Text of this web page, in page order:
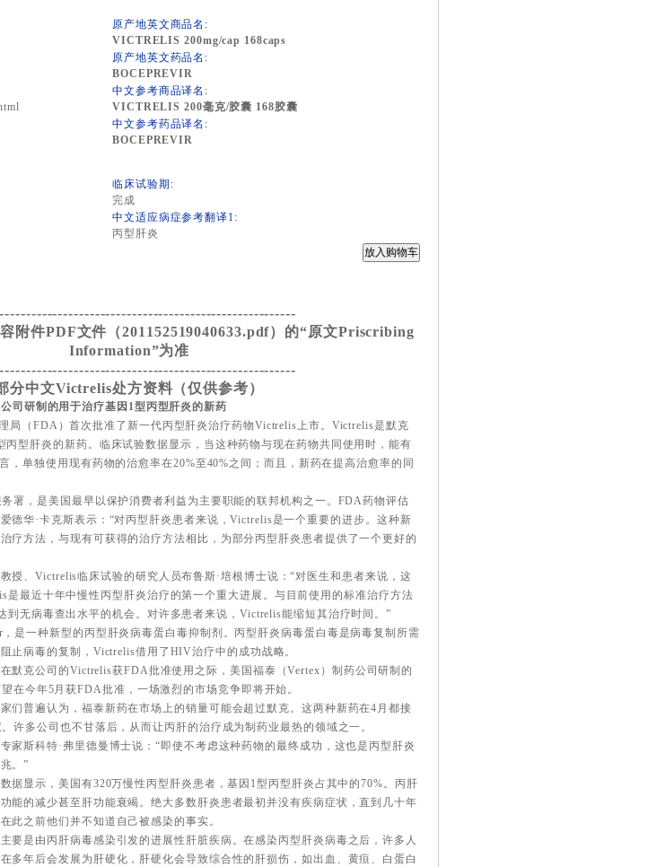
原产地英文商品名:
VICTRELIS 200mg/cap 168caps
原产地英文药品名:
BOCEPREVIR
中文参考商品译名:
VICTRELIS 200毫克/胶囊 168胶囊
中文参考药品译名:
BOCEPREVIR
临床试验期:
完成
中文适应病症参考翻译1:
丙型肝炎
附件PDF文件（201152519040633.pdf）的“原文Priscribing
Information”为准
分中文Victrelis处方资料（仅供参考）
司研制的用于治疗基因1型丙型肝炎的新药
局（FDA）首次批准了新一代丙型肝炎治疗药物Victrelis上市。Victrelis是默克
丙型肝炎的新药。临床试验数据显示，当这种药物与现在药物共同使用时，能有
，单独使用现有药物的治愈率在20%至40%之间；而且，新药在提高治愈率的同
，是美国最早以保护消费者利益为主要职能的联邦机构之一。FDA药物评估
德华·卡克斯表示：“对丙型肝炎患者来说，Victrelis是一个重要的进步。这种新
疗方法，与现有可获得的治疗方法相比，为部分丙型肝炎患者提供了一个更好的
、Victrelis临床试验的研究人员布鲁斯·培根博士说：“对医生和患者来说，这
是最近十年中慢性丙型肝炎治疗的第一个重大进展。与目前使用的标准治疗方法
到无病毒查出水平的机会。对许多患者来说，Victrelis能缩短其治疗时间。”
一种新型的丙型肝炎病毒蛋白毒抑制剂。丙型肝炎病毒蛋白毒是病毒复制所需
止病毒的复制，Victrelis借用了HIV治疗中的成功战略。
克公司的Victrelis获FDA批准使用之际，美国福泰（Vertex）制药公司研制的
在今年5月获FDA批准，一场激烈的市场竞争即将开始。
普遍认为，福泰新药在市场上的销量可能会超过默克。这两种新药在4月都接
许多公司也不甘落后，从而让丙肝的治疗成为制药业最热的领域之一。
斯科特·弗里德曼博士说：“即使不考虑这种药物的最终成功，这也是丙型肝炎
。”
显示，美国有320万慢性丙型肝炎患者，基因1型丙型肝炎占其中的70%。丙肝
能的减少甚至肝功能衰竭。绝大多数肝炎患者最初并没有疾病症状，直到几十年
此之前他们并不知道自己被感染的事实。
是由丙肝病毒感染引发的进展性肝脏疾病。在感染丙型肝炎病毒之后，许多人
多年后会发展为肝硬化，肝硬化会导致综合性的肝损伤，如出血、黄疸、白蛋白